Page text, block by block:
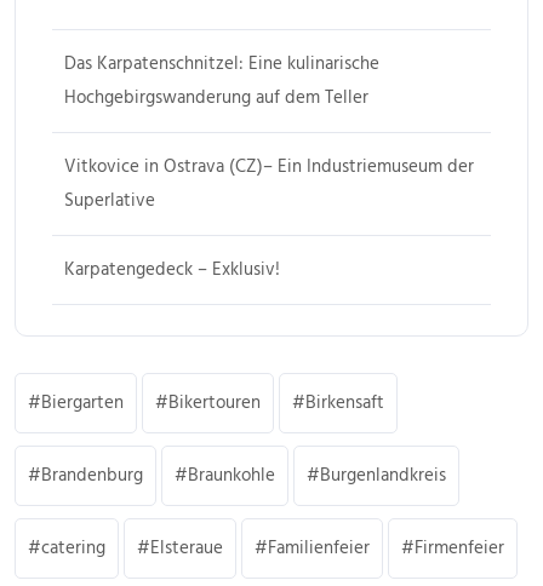
Das Karpatenschnitzel: Eine kulinarische
Hochgebirgswanderung auf dem Teller
Vitkovice in Ostrava (CZ)– Ein Industriemuseum der
Superlative
Karpatengedeck – Exklusiv!
Biergarten Bikertouren Birkensaft
Brandenburg Braunkohle Burgenlandkreis
catering Elsteraue Familienfeier Firmenfeier